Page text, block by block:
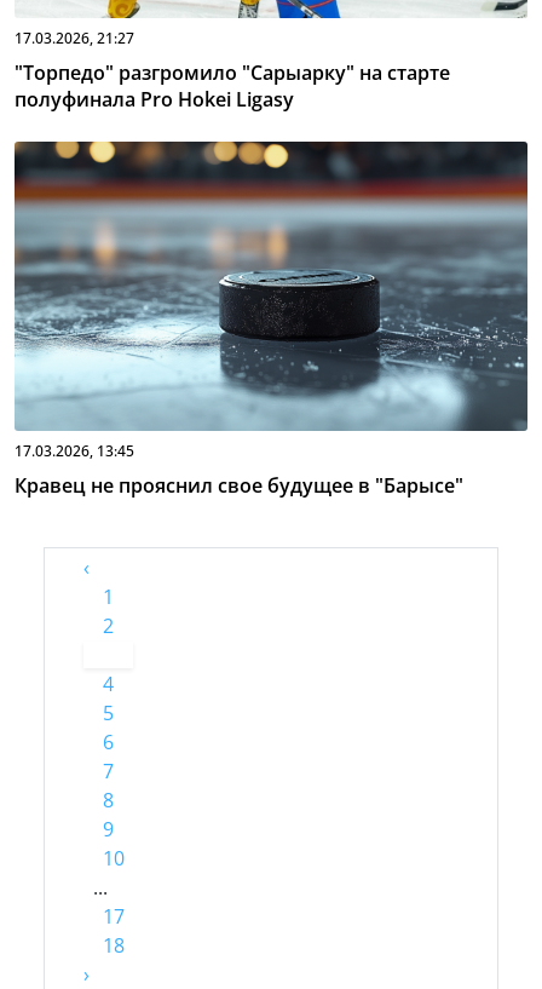
17.03.2026, 21:27
"Торпедо" разгромило "Сарыарку" на старте
полуфинала Pro Hokei Ligasy
17.03.2026, 13:45
Кравец не прояснил свое будущее в "Барысе"
‹
1
2
4
5
6
7
8
9
10
...
17
18
›